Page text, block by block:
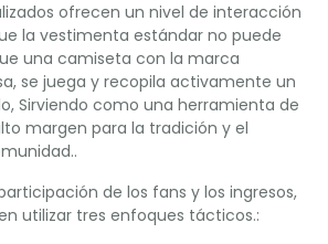
ofrecen un nivel de interacción
la vestimenta estándar no puede
una camiseta con la marca
se juega y recopila activamente un
Sirviendo como una herramienta de
margen para la tradición y el
de los fans y los ingresos,
utilizar tres enfoques tácticos.: